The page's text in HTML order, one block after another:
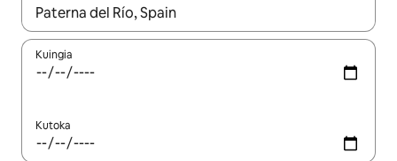
Wakati matokeo yanapatikana, vinjari kwa kutumia vitufe vya
Kuingia
Kutoka